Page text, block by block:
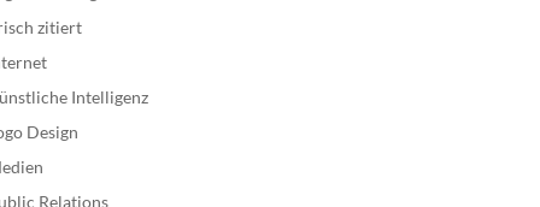
zitiert
Intelligenz
Design
Relations